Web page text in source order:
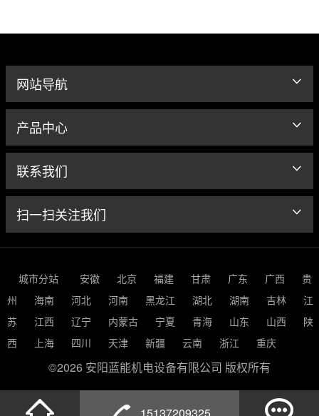
15137209325
网站导航
产品中心
联系我们
扫一扫关注我们
城市分站 安徽 北京 福建 甘肃 广东 广西
贵
州
海南 河北 河南 黑龙江 湖北 湖南 吉林
江
苏
江西 辽宁 内蒙古 宁夏 青海 山东 山西
陕
西
上海 四川 天津 新疆 云南 浙江 重庆
©2026 安阳蓝能机电设备有限公司 版权所有